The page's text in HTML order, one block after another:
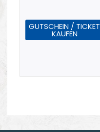
GUTSCHEIN / TICKET
KAUFEN